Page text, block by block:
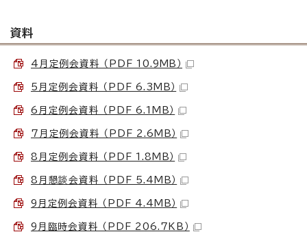
資料
4月定例会資料 （PDF 10.9MB）
5月定例会資料 （PDF 6.3MB）
6月定例会資料 （PDF 6.1MB）
7月定例会資料 （PDF 2.6MB）
8月定例会資料 （PDF 1.8MB）
8月懇談会資料 （PDF 5.4MB）
9月定例会資料 （PDF 4.4MB）
9月臨時会資料 （PDF 206.7KB）